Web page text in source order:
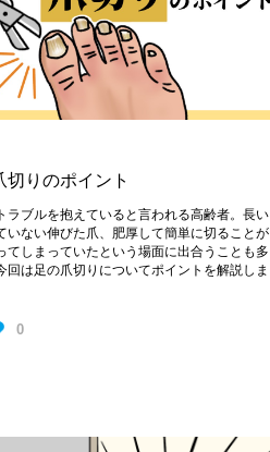
切りのポイント
ラブルを抱えていると言われる高齢者。長い
いない伸びた爪、肥厚して簡単に切ることが
てしまっていたという場面に出合うことも多
回は足の爪切りについてポイントを解説しま
0